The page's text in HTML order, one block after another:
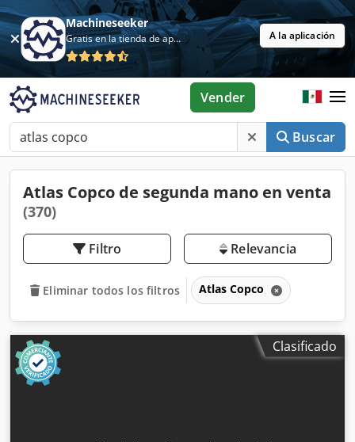
Machineseeker
Gratis en la tienda de aplicaciones A la aplicación
Buscar
Vender
Atlas Copco de segunda mano en venta
(370)
Filtro Relevancia
Eliminar todos los filtros Atlas Copco
Clasificado